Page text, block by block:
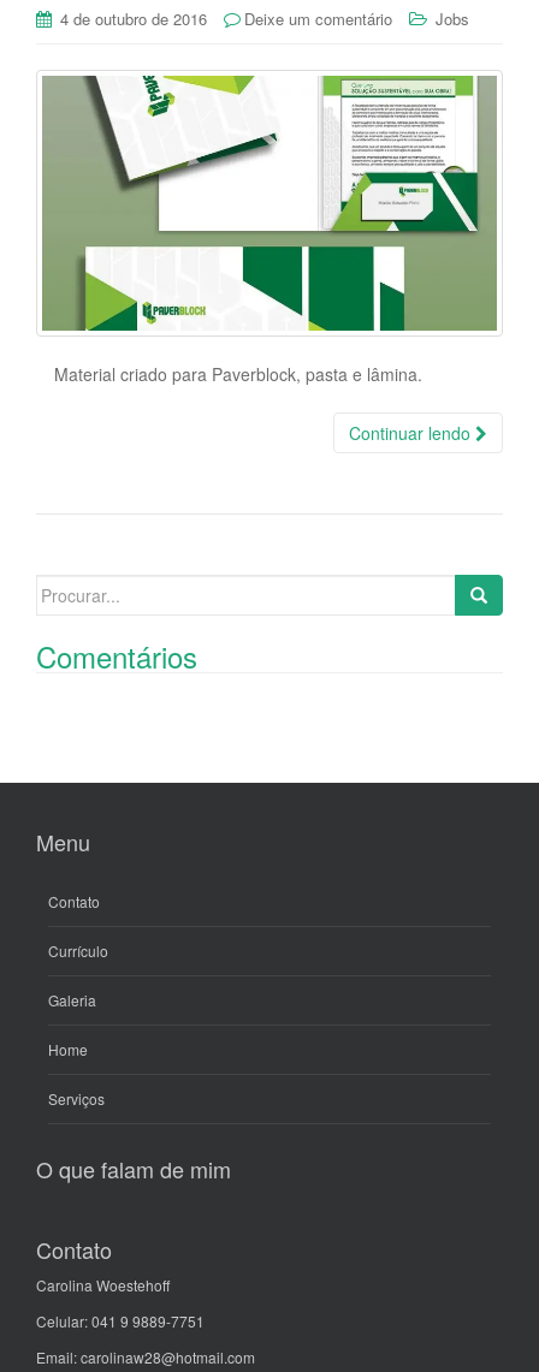
4 de outubro de 2016 Deixe um comentário Jobs
Material criado para Paverblock, pasta e lâmina.
Continuar lendo
Search
Comentários
Menu
Contato
Currículo
Galeria
Home
Serviços
O que falam de mim
Contato
Carolina Woestehoff
Celular: 041 9 9889-7751
Email: carolinaw28@hotmail.com